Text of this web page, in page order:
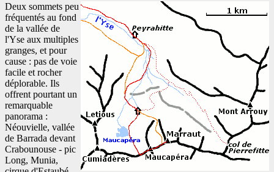
Deux sommets peu
fréquentés au fond
de la vallée de
l'Yse aux multiples
granges, et pour
cause : pas de voie
facile et rocher
déplorable. Ils
offrent pourtant un
remarquable
panorama :
Néouvielle, vallée
de Barrada devant
Crabounouse - pic
Long, Munia,